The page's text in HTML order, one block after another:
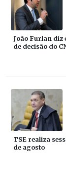
João Furlan
de decisão do
TSE realiza
de agosto